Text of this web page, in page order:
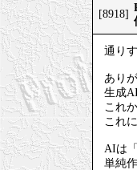
[8918]
通り
あり
生成
これ
これ
AIは
単純